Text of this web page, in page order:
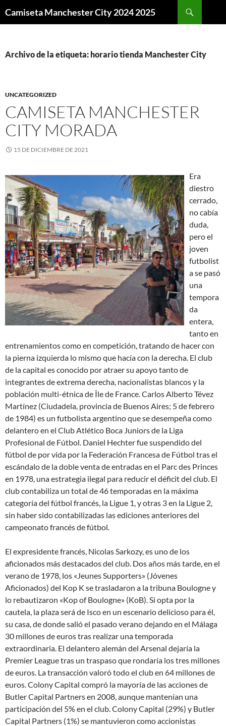
Camiseta Manchester City 2024 2025
Archivo de la etiqueta: horario tienda Manchester City
UNCATEGORIZED
CAMISETA MANCHESTER
CITY MORADA
15 DE DICIEMBRE DE 2021
Era
diestro
cerrado,
no cabía
duda,
pero el
joven
futbolist
a se pasó
una
tempora
da
entera,
tanto en
entrenamientos como en competición, tratando de hacer con
la pierna izquierda lo mismo que hacía con la derecha. El club
de la capital es conocido por atraer su apoyo tanto de
integrantes de extrema derecha, nacionalistas blancos y la
población multi-étnica de Île de France. Carlos Alberto Tévez
Martínez (Ciudadela, provincia de Buenos Aires; 5 de febrero
de 1984) es un futbolista argentino que se desempeña como
delantero en el Club Atlético Boca Juniors de la Liga
Profesional de Fútbol. Daniel Hechter fue suspendido del
fútbol de por vida por la Federación Francesa de Fútbol tras el
escándalo de la doble venta de entradas en el Parc des Princes
en 1978, una estrategia ilegal para reducir el déficit del club. El
club contabiliza un total de 46 temporadas en la máxima
categoría del fútbol francés, la Ligue 1, y otras 3 en la Ligue 2,
sin haber sido contabilizadas las ediciones anteriores del
campeonato francés de fútbol.
El expresidente francés, Nicolas Sarkozy, es uno de los
aficionados más destacados del club. Dos años más tarde, en el
verano de 1978, los «Jeunes Supporters» (Jóvenes
Aficionados) del Kop K se trasladaron a la tribuna Boulogne y
lo rebautizaron «Kop of Boulogne» (KoB). Si opta por la
cautela, la plaza será de Isco en un escenario delicioso para él,
su casa, de donde salió el pasado verano dejando en el Málaga
30 millones de euros tras realizar una temporada
extraordinaria. El delantero alemán del Arsenal dejaría la
Premier League tras un traspaso que rondaría los tres millones
de euros. La transacción valoró todo el club en 64 millones de
euros. Colony Capital compró la mayoría de las acciones de
Butler Capital Partners en 2008, aunque mantenían una
participación del 5% en el club. Colony Capital (29%) y Butler
Capital Partners (1%) se mantuvieron como accionistas